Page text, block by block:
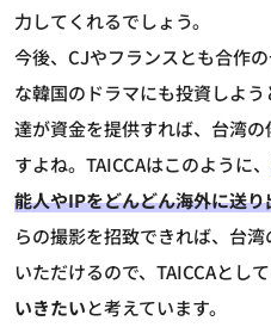
力してくれるでしょう。
今後、CJやフランスとも合作
な韓国のドラマにも投資しよ
達が資金を提供すれば、台湾
すよね。TAICCAはこのように、
能人やIPをどんどん海外に送
らの撮影を招致できれば、台
いただけるので、TAICCAとし
いきたいと考えています。